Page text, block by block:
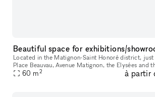
Located in the Matignon-Saint Honoré district,
Place Beauvau, Avenue Matignon, the Elysées and
space is available for temporary rental to organise
60 m2 à partir